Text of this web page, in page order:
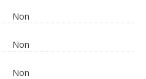
Non
Non
Non